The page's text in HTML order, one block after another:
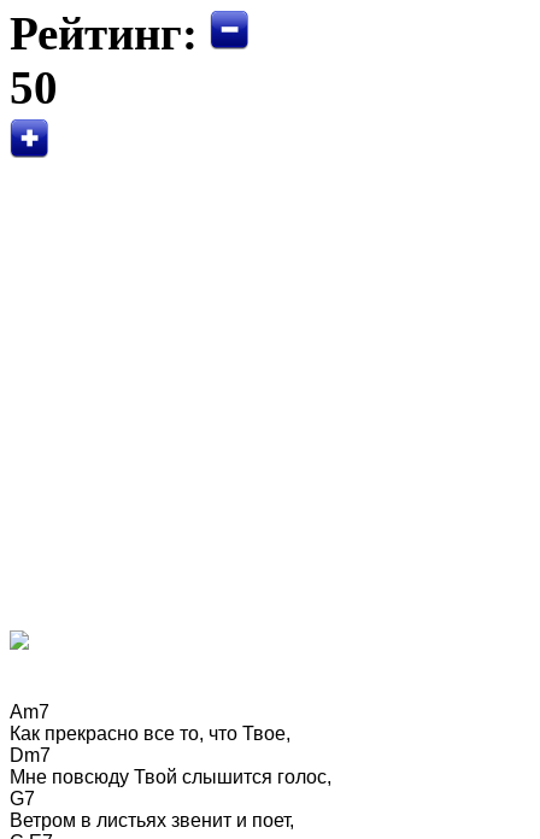
Рейтинг:
50
Am7
Как прекрасно все то, что Твое,
Dm7
Мне повсюду Твой слышится голос,
G7
Ветром в листьях звенит и поет,